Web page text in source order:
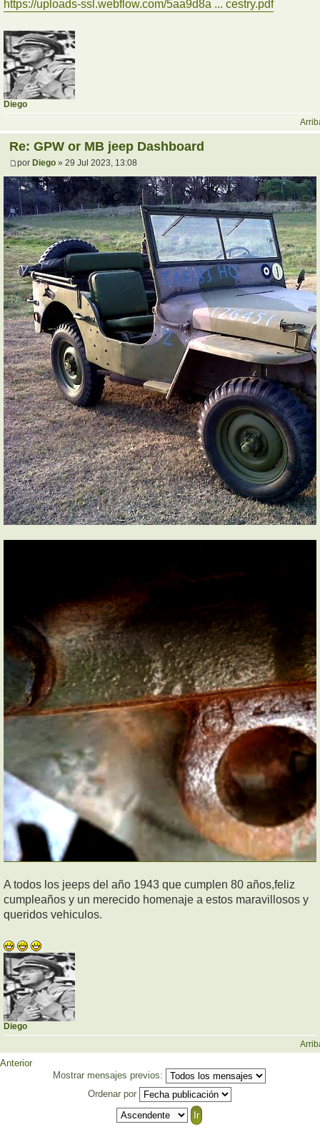
https://uploads-ssl.webflow.com/5aa9d8a ... cestry.pdf
Diego
Re: GPW or MB jeep Dashboard
por Diego » 29 Jul 2023, 13:08
A todos los jeeps del año 1943 que cumplen 80 años,feliz
cumpleaños y un merecido homenaje a estos maravillosos y
queridos vehiculos.
Diego
Anterior
Mostrar mensajes previos:
Ordenar por